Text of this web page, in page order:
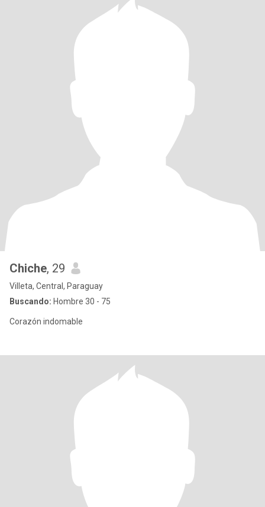
Chiche, 29
Villeta, Central, Paraguay
Buscando: Hombre 30 - 75
Corazón indomable